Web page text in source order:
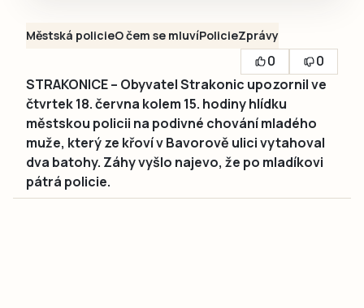
Městská policieO čem se mluvíPolicieZprávy
0
0
STRAKONICE – Obyvatel Strakonic upozornil ve
čtvrtek 18. června kolem 15. hodiny hlídku
městskou policii na podivné chování mladého
muže, který ze křoví v Bavorově ulici vytahoval
dva batohy. Záhy vyšlo najevo, že po mladíkovi
pátrá policie.